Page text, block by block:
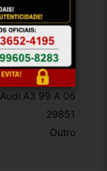
30
Audi A3 99 A 06
29851
Outro